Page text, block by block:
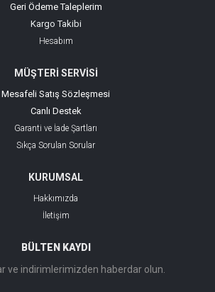
Geri Ödeme Taleplerim
Kargo Takibi
Hesabım
MÜŞTERİ SERVİSİ
Mesafeli Satış Sözleşmesi
Canlı Destek
Garanti ve İade Şartları
Sıkça Sorulan Sorular
KURUMSAL
Hakkımızda
İletişim
BÜLTEN KAYDI
ve indirimlerimizden haberdar olun.